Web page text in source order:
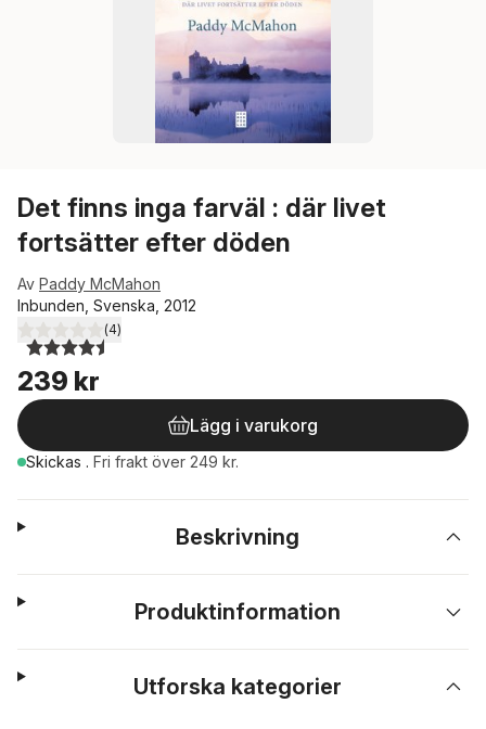
Det finns inga farväl : där livet
fortsätter efter döden
Av Paddy McMahon
Inbunden, Svenska, 2012
4,5utav 5 stjärnor. Totalt antal röster:
(4)
239 kr
Lägg i varukorg
Skickas . Fri frakt över 249 kr.
Beskrivning
Produktinformation
Utforska kategorier